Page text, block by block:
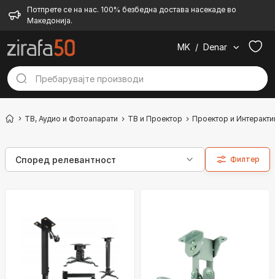
Потпрете се на нас. 100% безбедна достава насекаде во
Македонија.
MK / Denar
ТВ, Аудио и Фотоапарати ТВ и Проектор Проектор и
Филтер